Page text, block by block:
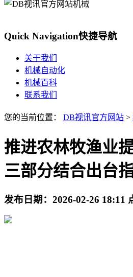
Quick Navigation快捷导航
关于我们
机械自动化
机械百科
联系我们
您的当前位置： DB视讯官方网站 >
推进农林牧渔业
三部分结合出台
发布日期： 2026-02-26 18:11